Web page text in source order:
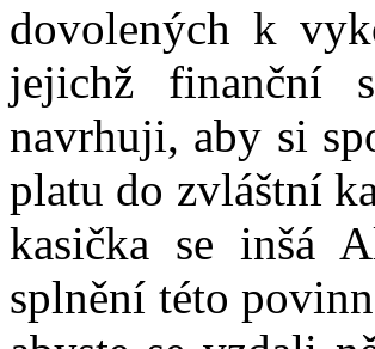
dovolených k
jejichž finanční
navrhuji, aby si
platu do zvláštní
kasička se inšá
splnění této